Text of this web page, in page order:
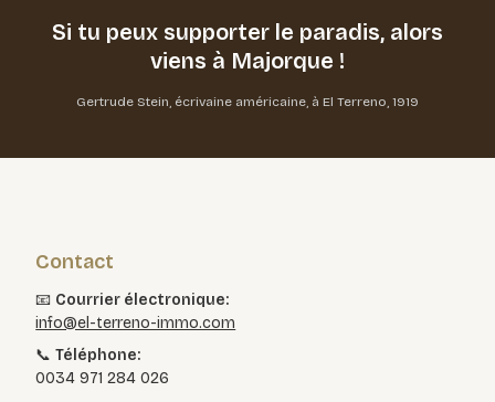
Si tu peux supporter le paradis,alors
viens à Majorque !
Gertrude Stein, écrivaine américaine, à El Terreno, 1919
Contact
📧 Courrier électronique:
info@el-terreno-immo.com
📞Téléphone:
0034 971 284 026